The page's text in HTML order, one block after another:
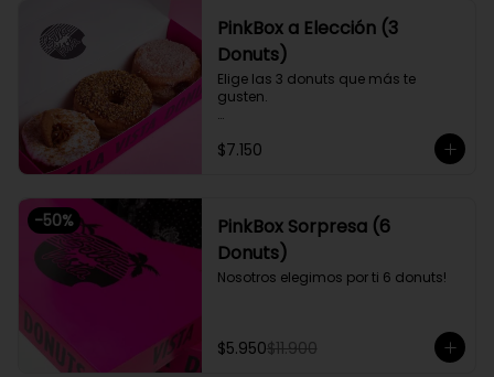
PinkBox a Elección (3
Donuts)
Elige las 3 donuts que más te
gusten.
Si quieres algún sabor que no esté
disponible puedes programar tu
$7.150
-50%
PinkBox Sorpresa (6
Donuts)
Nosotros elegimos por ti 6 donuts!
$5.950$11.900